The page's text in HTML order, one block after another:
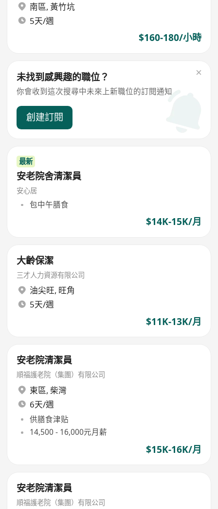
南區, 黃竹坑
5天/週
$160-180/小時
未找到感興趣的職位？
你會收到這次搜尋中未來上新職位的訂閱通知
創建訂閱
最新
安老院舍清潔員
安心居
包中午膳食
$14K-15K/月
大齡保潔
三才人力資源有限公司
油尖旺, 旺角
5天/週
$11K-13K/月
安老院清潔員
順福護老院（集團）有限公司
東區, 柴灣
6天/週
供膳食津贴
14,500 - 16,000元月薪
$15K-16K/月
安老院清潔員
順福護老院（集團）有限公司